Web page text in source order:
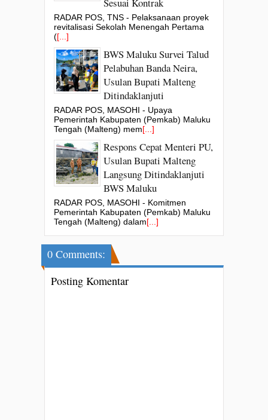
RADAR POS, TNS - Pelaksanaan proyek
revitalisasi Sekolah Menengah Pertama
([...]
BWS Maluku Survei Talud
Pelabuhan Banda Neira,
Usulan Bupati Malteng
Ditindaklanjuti
RADAR POS, MASOHI - Upaya
Pemerintah Kabupaten (Pemkab) Maluku
Tengah (Malteng) mem[...]
Respons Cepat Menteri PU,
Usulan Bupati Malteng
Langsung Ditindaklanjuti
BWS Maluku
RADAR POS, MASOHI - Komitmen
Pemerintah Kabupaten (Pemkab) Maluku
Tengah (Malteng) dalam[...]
0 Comments:
Posting Komentar